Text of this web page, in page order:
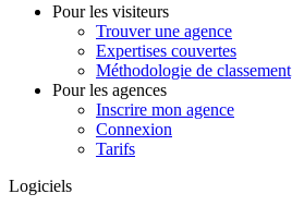
Pour les visiteurs
Trouver une agence
Expertises couvertes
Méthodologie de classement
Pour les agences
Inscrire mon agence
Connexion
Tarifs
Logiciels